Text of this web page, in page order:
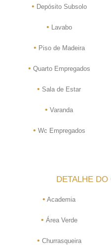
• Depósito Subsolo
• Lavabo
• Piso de Madeira
• Quarto Empregados
• Sala de Estar
• Varanda
• Wc Empregados
DETALHE
• Academia
• Área Verde
• Churrasqueira